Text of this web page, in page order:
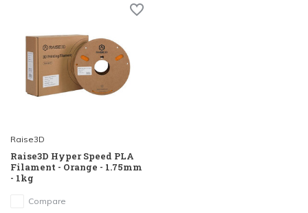
Raise3D
Raise3D Hyper Speed PLA
Filament - Orange - 1.75mm
- 1kg
Compare